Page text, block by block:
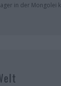
in der Mongolei